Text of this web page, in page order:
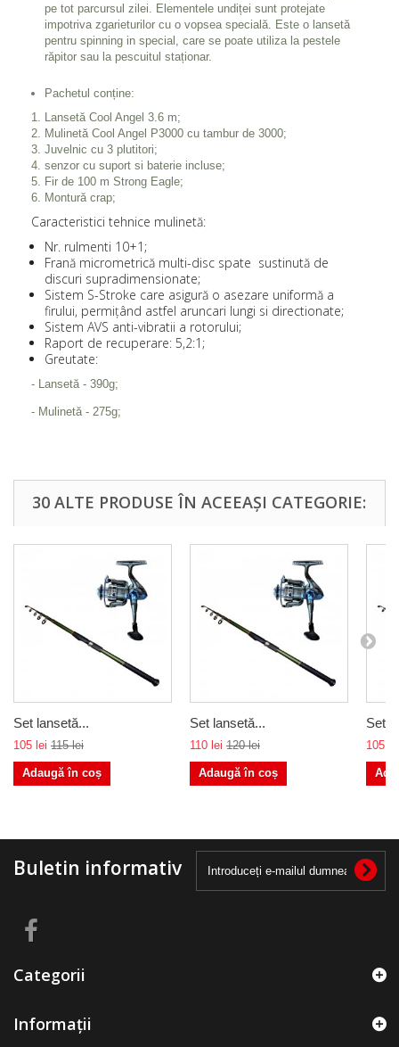
pe tot parcursul zilei. Elementele undiței sunt protejate
impotriva zgarieturilor cu o vopsea specială. Este o lansetă
pentru spinning in special, care se poate utiliza la pestele
răpitor sau la pescuitul staționar.
Pachetul conține:
Lansetă Cool Angel 3.6 m;
Mulinetă Cool Angel P3000 cu tambur de 3000;
Juvelnic cu 3 plutitori;
senzor cu suport si baterie incluse;
Fir de 100 m Strong Eagle;
Montură crap;
Caracteristici tehnice mulinetă:
Nr. rulmenti 10+1;
Frană micrometrică multi-disc spate sustinută de
discuri supradimensionate;
Sistem S-Stroke care asigură o asezare uniformă a
firului, permițând astfel aruncari lungi si directionate;
Sistem AVS anti-vibratii a rotorului;
Raport de recuperare: 5,2:1;
Greutate:
- Lansetă - 390g;
- Mulinetă - 275g;
30 ALTE PRODUSE ÎN ACEEAȘI CATEGORIE:
Set lansetă...
105 lei 115 lei
Adaugă în coș
Set lansetă...
110 lei 120 lei
Adaugă în coș
Set
105 lei
Buletin informativ
Categorii
Informații